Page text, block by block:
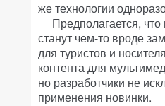
же технологии
Предполагается, что
станут чем-то вроде
для туристов и
контента для
но разработчики не
применения новинки.